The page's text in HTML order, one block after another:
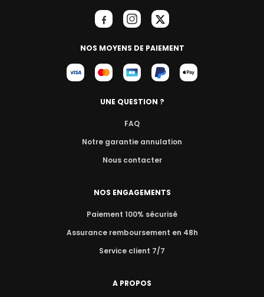
NOS MOYENS DE PAIEMENT
UNE QUESTION ?
FAQ
Notre garantie annulation
Nous contacter
NOS ENGAGEMENTS
Paiement 100% sécurisé
Assurance remboursement en 48h
Service client 7/7
A PROPOS